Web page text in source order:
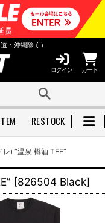
・沖縄除く）
ログイン カート
RESTOCK
) “温泉 樽酒 TEE”
[826504 Black]